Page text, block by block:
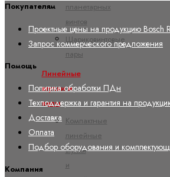
планетарных
винтов
Шариковинтовые
пары
Линейные
втулки и
валы
Компактные
линейные
втулки
и
Покупателям
Проектные цены на продукцию Bosch
Запрос коммерческого предложения
Помощь
Политика обработки ПДн
Техподдержка и гарантия на
Доставка
Оплата
Подбор оборудования и
Компания